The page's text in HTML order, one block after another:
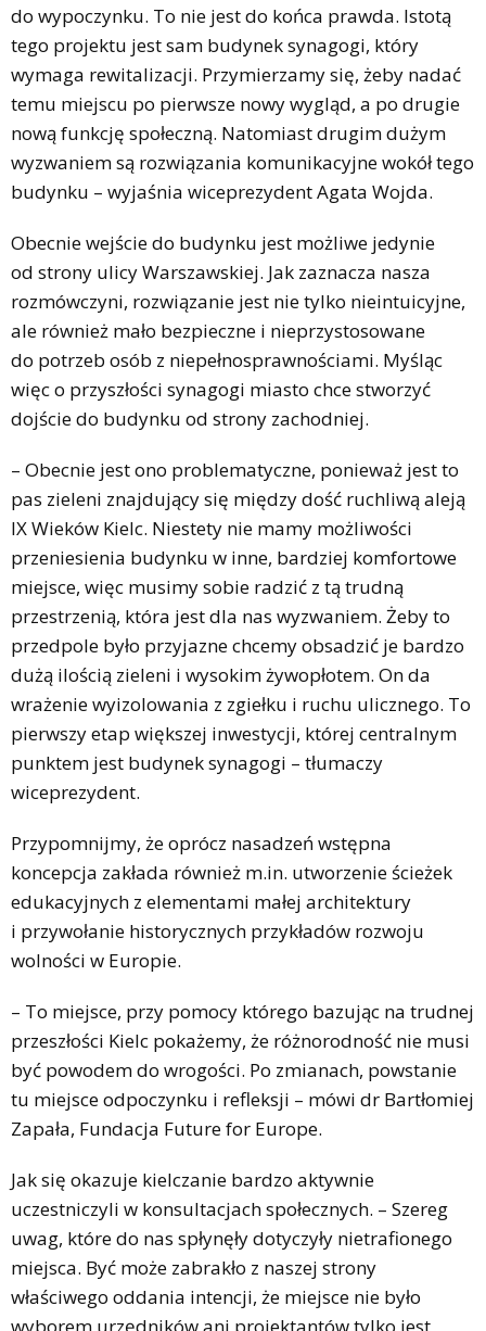
do wypoczynku. To nie jest do końca prawda. Istotą
tego projektu jest sam budynek synagogi, który
wymaga rewitalizacji. Przymierzamy się, żeby nadać
temu miejscu po pierwsze nowy wygląd, a po drugie
nową funkcję społeczną. Natomiast drugim dużym
wyzwaniem są rozwiązania komunikacyjne wokół tego
budynku – wyjaśnia wiceprezydent Agata Wojda.
Obecnie wejście do budynku jest możliwe jedynie
od strony ulicy Warszawskiej. Jak zaznacza nasza
rozmówczyni, rozwiązanie jest nie tylko nieintuicyjne,
ale również mało bezpieczne i nieprzystosowane
do potrzeb osób z niepełnosprawnościami. Myśląc
więc o przyszłości synagogi miasto chce stworzyć
dojście do budynku od strony zachodniej.
– Obecnie jest ono problematyczne, ponieważ jest to
pas zieleni znajdujący się między dość ruchliwą aleją
IX Wieków Kielc. Niestety nie mamy możliwości
przeniesienia budynku w inne, bardziej komfortowe
miejsce, więc musimy sobie radzić z tą trudną
przestrzenią, która jest dla nas wyzwaniem. Żeby to
przedpole było przyjazne chcemy obsadzić je bardzo
dużą ilością zieleni i wysokim żywopłotem. On da
wrażenie wyizolowania z zgiełku i ruchu ulicznego. To
pierwszy etap większej inwestycji, której centralnym
punktem jest budynek synagogi – tłumaczy
wiceprezydent.
Przypomnijmy, że oprócz nasadzeń wstępna
koncepcja zakłada również m.in. utworzenie ścieżek
edukacyjnych z elementami małej architektury
i przywołanie historycznych przykładów rozwoju
wolności w Europie.
– To miejsce, przy pomocy którego bazując na trudnej
przeszłości Kielc pokażemy, że różnorodność nie musi
być powodem do wrogości. Po zmianach, powstanie
tu miejsce odpoczynku i refleksji – mówi dr Bartłomiej
Zapała, Fundacja Future for Europe.
Jak się okazuje kielczanie bardzo aktywnie
uczestniczyli w konsultacjach społecznych. – Szereg
uwag, które do nas spłynęły dotyczyły nietrafionego
miejsca. Być może zabrakło z naszej strony
właściwego oddania intencji, że miejsce nie było
wyborem urzędników ani projektantów tylko jest